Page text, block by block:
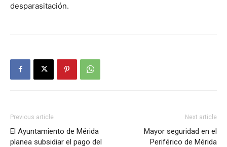
desparasitación.
Previous article
El Ayuntamiento de Mérida
planea subsidiar el pago del
Next article
Mayor seguridad en el
Periférico de Mérida